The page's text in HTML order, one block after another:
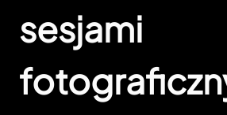
sesjami